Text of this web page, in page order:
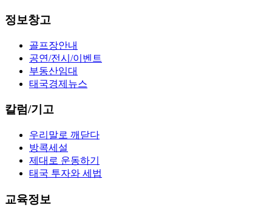
정보창고
골프장안내
공연/전시/이벤트
부동산임대
태국경제뉴스
칼럼/기고
우리말로 깨닫다
방콕세설
제대로 운동하기
태국 투자와 세법
교육정보